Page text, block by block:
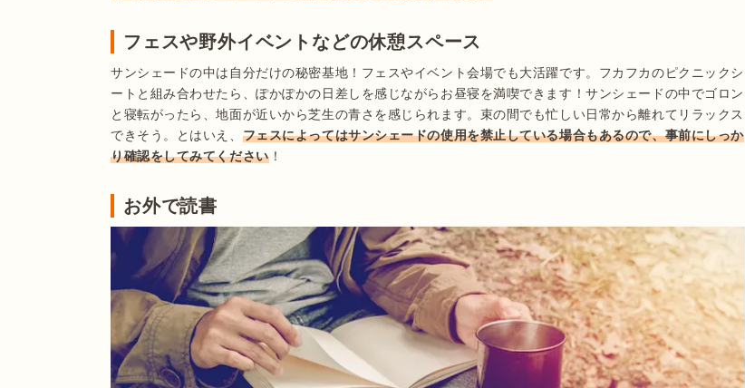
フェスや野外イベントなどの休憩スペース
サンシェードの中は自分だけの秘密基地！フェスやイベント会場でも大活躍です。フカフカのピクニックシ
ートと組み合わせたら、ぽかぽかの日差しを感じながらお昼寝を満喫できます！サンシェードの中でゴロン
と寝転がったら、地面が近いから芝生の青さを感じられます。束の間でも忙しい日常から離れてリラックス
できそう。とはいえ、 フェスによってはサンシェードの使用を禁止している場合もあるので、事前にしっか
り確認をしてみてください！
お外で読書